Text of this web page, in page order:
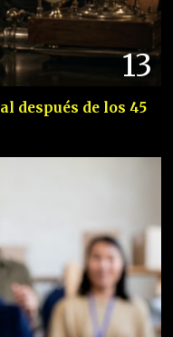
13
después de los 45